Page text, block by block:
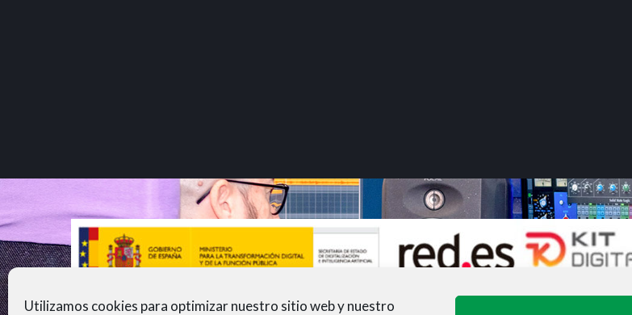
Utilizamos cookies para optimizar nuestro sitio web y nuestro